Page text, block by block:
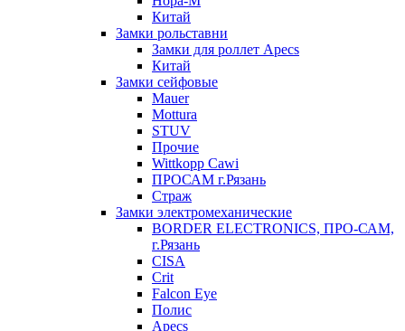
Китай
Замки рольставни
Замки для роллет Apecs
Китай
Замки сейфовые
Mauer
Mottura
STUV
Прочие
Wittkopp Cawi
ПРОСАМ г.Рязань
Страж
Замки электромеханические
BORDER ELECTRONICS, ПРО-САМ,
г.Рязань
CISA
Crit
Falcon Eye
Полис
Apecs